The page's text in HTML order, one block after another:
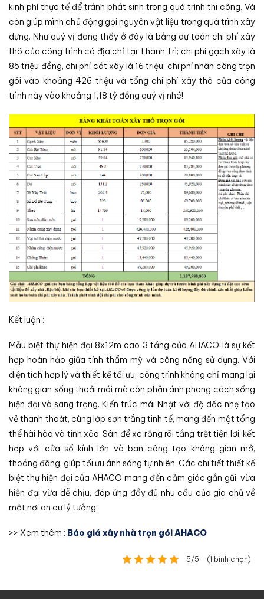
kinh phí thực tế để tránh phát sinh trong quá trình thi công. Và
còn giúp mình chủ động gọi nguyên vật liệu trong quá trình xây
dựng. Như quý vị đang thấy ở đây là bảng dự toán chi phí xây
thô của công trình có địa chỉ tại Thanh Trì; chi phí gạch xây là
85 triệu đồng, chi phí cát xây là 16 triệu, chi phí nhân công trọn
gói vào khoảng 426 triệu và tổng chi phí xây thô của công
trình này vào khoảng 1,18 tỷ đồng quý vị nhé!
Kết luận :
Mẫu biệt thự hiện đại 8x12m cao 3 tầng của AHACO là sự kết
hợp hoàn hảo giữa tính thẩm mỹ và công năng sử dụng. Với
diện tích hợp lý và thiết kế tối ưu, công trình không chỉ mang lại
không gian sống thoải mái mà còn phản ánh phong cách sống
hiện đại và sang trọng. Kiến trúc mái Nhật với độ dốc nhẹ tạo
vẻ thanh thoát, cùng lớp sơn trắng tinh tế, mang đến một tổng
thể hài hòa và tinh xảo. Sân để xe rộng rãi tầng trệt tiện lợi, kết
hợp với cửa sổ kính lớn và ban công tạo không gian mở,
thoáng đãng, giúp tối ưu ánh sáng tự nhiên. Các chi tiết thiết kế
biệt thự hiện đại của AHACO mang đến cảm giác gần gũi, vừa
hiện đại vừa dễ chịu, đáp ứng đầy đủ nhu cầu của gia chủ về
một nơi an cư lý tưởng.
>> Xem thêm : Báo giá xây nhà trọn gói AHACO
5/5 - (1 bình chọn)